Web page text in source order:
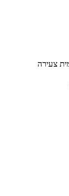
צעירה